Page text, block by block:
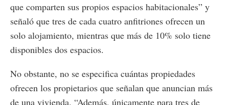
que comparten sus propios espacios habitacionales” y
señaló que tres de cada cuatro anfitriones ofrecen un
solo alojamiento, mientras que más de 10% solo tiene
disponibles dos espacios.
No obstante, no se especifica cuántas propiedades
ofrecen los propietarios que señalan que anuncian más
de una vivienda. “Además, únicamente para tres de